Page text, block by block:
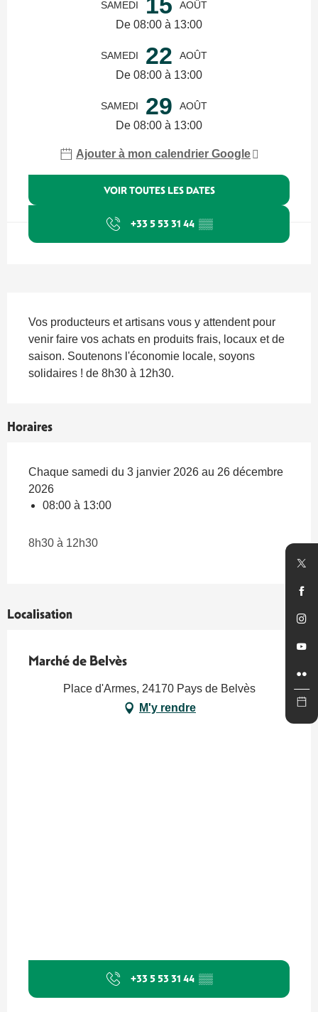
SAMEDI AOÛT
De 08:00 à 13:00
SAMEDI 22 AOÛT
De 08:00 à 13:00
SAMEDI 29 AOÛT
De 08:00 à 13:00
Ajouter à mon calendrier Google
VOIR TOUTES LES DATES
+33 5 53 31 44 ▒▒
Vos producteurs et artisans vous y attendent pour
venir faire vos achats en produits frais, locaux et de
saison. Soutenons l'économie locale, soyons
solidaires ! de 8h30 à 12h30.
Horaires
Chaque samedi du 3 janvier 2026 au 26 décembre
2026
08:00 à 13:00
8h30 à 12h30
Localisation
Marché de Belvès
Place d'Armes, 24170 Pays de Belvès
M'y rendre
+33 5 53 31 44 ▒▒